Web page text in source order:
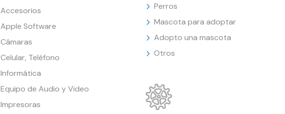
Accesorios
Apple Software
Cámaras
Celular, Teléfono
Informática
Equipo de Audio y Video
Impresoras
Perros
Mascota para adoptar
Adopto una mascota
Otros